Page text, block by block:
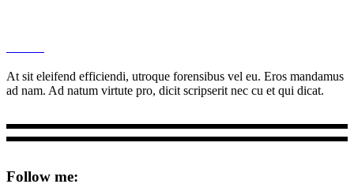
At sit eleifend efficiendi, utroque forensibus vel eu. Eros mandamus
ad nam. Ad natum virtute pro, dicit scripserit nec cu et qui dicat.
Follow me: